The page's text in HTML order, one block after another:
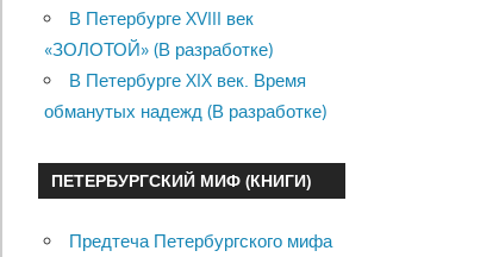
В Петербурге XVIII век
«ЗОЛОТОЙ» (В разработке)
В Петербурге XIX век. Время
обманутых надежд (В разработке)
ПЕТЕРБУРГСКИЙ МИФ (КНИГИ)
Предтеча Петербургского мифа